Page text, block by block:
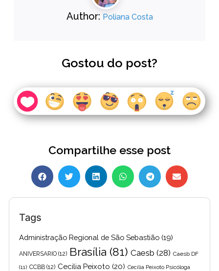
Author: Poliana Costa
Gostou do post?
Compartilhe esse post
Tags
Administração Regional de São Sebastião (19)
ANIVERSARIO (12) Brasília (81) Caesb (28) Caesb DF
(11) CCBB (12) Cecilia Peixoto (20) Cecília Peixoto Psicóloga